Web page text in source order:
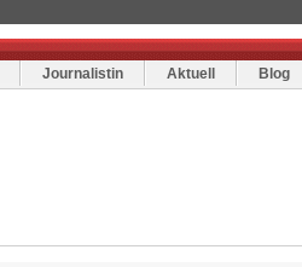
Journalistin Aktuell Blog